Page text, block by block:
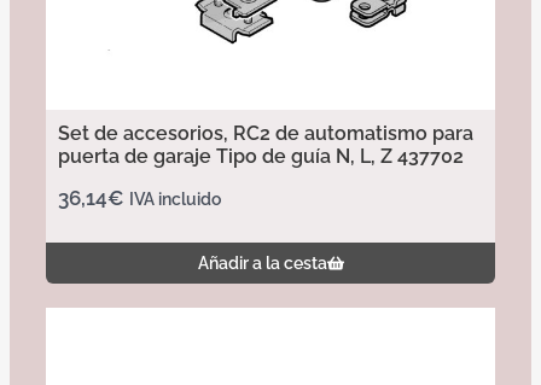
Set de accesorios, RC2 de automatismo para
puerta de garaje Tipo de guía N, L, Z 437702
36,14€ IVA incluido
Añadir a la cesta